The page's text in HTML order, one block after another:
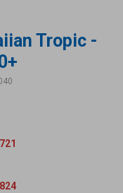
Tropic -
721
824